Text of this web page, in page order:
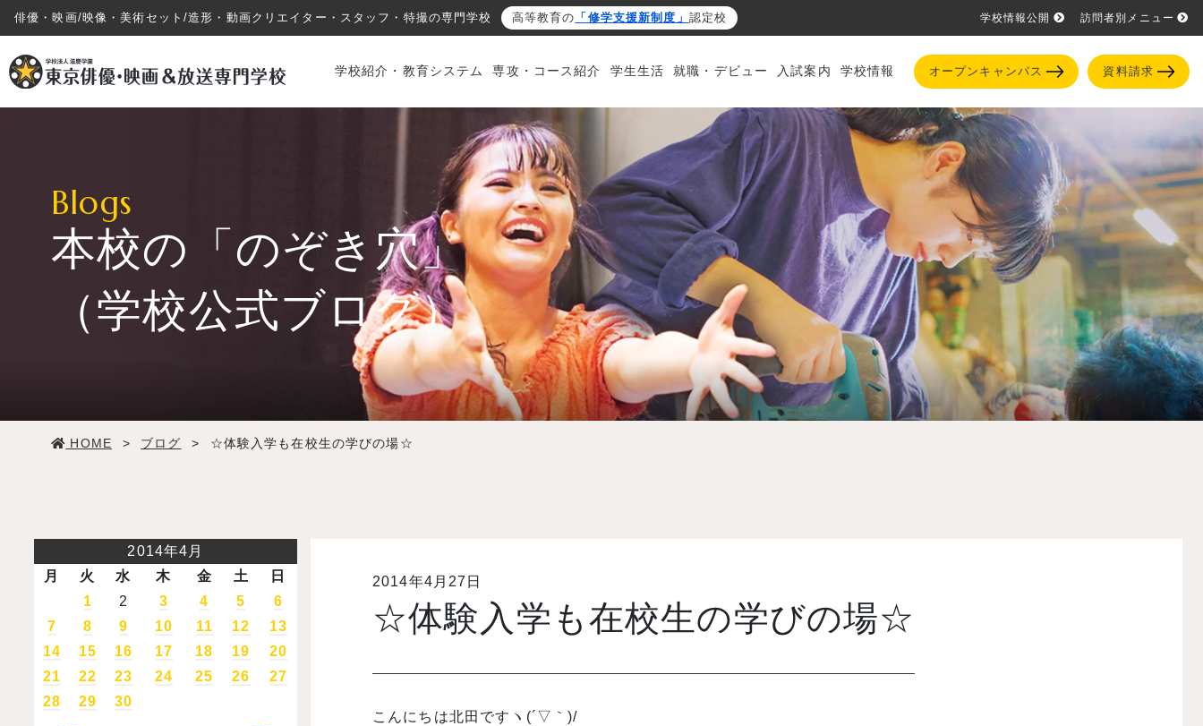
俳優・映画/映像・美術セット/造形・動画クリエイター・スタッフ・特撮の専門学校 高等教育の 「修学支援新制度」 認定校 学校情報公開 訪問者別メニュー
学校紹介・教育システム 専攻・コース紹介 学生生活 就職・デビュー 入試案内 学校情報 オープンキャンパス 資料請求
専攻・コース紹介
学校情報
オープンキャンパス
Blogs
本校の「のぞき穴」
（学校公式ブログ）
HOME > ブログ > ☆体験入学も在校生の学びの場☆
2014年4月27日
☆体験入学も在校生の学びの場☆
こんにちは北田ですヽ(´▽｀)/
2014年4月
月
火 水 木 金 土 日
1 2 3 4 5
6
7
8 9 10 11 12
13
14
15 16 17 18 19
20
21
22 23 24 25 26
27
28
29 30